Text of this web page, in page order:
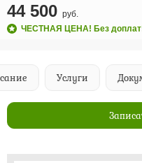
44 500 руб.
ЧЕСТНАЯ ЦЕНА! Без
Услуги Документы